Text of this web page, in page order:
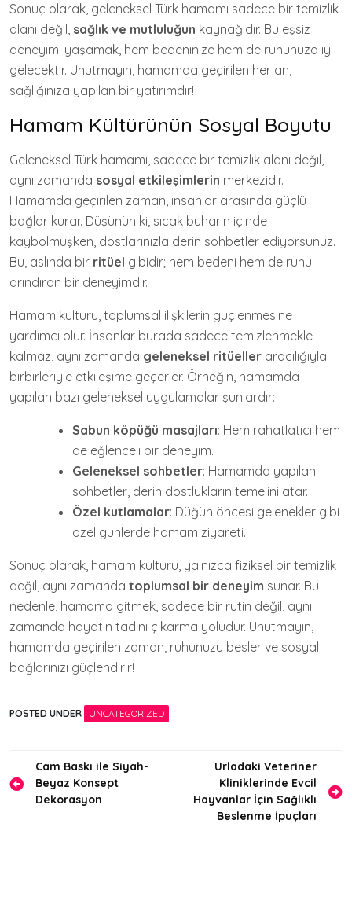
Sonuç olarak, geleneksel Türk hamamı sadece bir temizlik
alanı değil, sağlık ve mutluluğun kaynağıdır. Bu eşsiz
deneyimi yaşamak, hem bedeninize hem de ruhunuza iyi
gelecektir. Unutmayın, hamamda geçirilen her an,
sağlığınıza yapılan bir yatırımdır!
Hamam Kültürünün Sosyal Boyutu
Geleneksel Türk hamamı, sadece bir temizlik alanı değil,
aynı zamanda sosyal etkileşimlerin merkezidir.
Hamamda geçirilen zaman, insanlar arasında güçlü
bağlar kurar. Düşünün ki, sıcak buharın içinde
kaybolmuşken, dostlarınızla derin sohbetler ediyorsunuz.
Bu, aslında bir ritüel gibidir; hem bedeni hem de ruhu
arındıran bir deneyimdir.
Hamam kültürü, toplumsal ilişkilerin güçlenmesine
yardımcı olur. İnsanlar burada sadece temizlenmekle
kalmaz, aynı zamanda geleneksel ritüeller aracılığıyla
birbirleriyle etkileşime geçerler. Örneğin, hamamda
yapılan bazı geleneksel uygulamalar şunlardır:
Sabun köpüğü masajları: Hem rahatlatıcı hem
de eğlenceli bir deneyim.
Geleneksel sohbetler: Hamamda yapılan
sohbetler, derin dostlukların temelini atar.
Özel kutlamalar: Düğün öncesi gelenekler gibi
özel günlerde hamam ziyareti.
Sonuç olarak, hamam kültürü, yalnızca fiziksel bir temizlik
değil, aynı zamanda toplumsal bir deneyim sunar. Bu
nedenle, hamama gitmek, sadece bir rutin değil, aynı
zamanda hayatın tadını çıkarma yoludur. Unutmayın,
hamamda geçirilen zaman, ruhunuzu besler ve sosyal
bağlarınızı güçlendirir!
POSTED UNDER UNCATEGORIZED
Yazı
gezinmesi
Cam Baskı ile Siyah-
Beyaz Konsept
Dekorasyon
Urladaki Veteriner
Kliniklerinde Evcil
Hayvanlar İçin Sağlıklı
Beslenme İpuçları